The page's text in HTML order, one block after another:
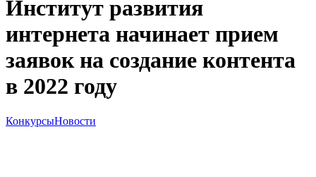
Институт развития
интернета начинает прием
заявок на создание контента
в 2022 году
КонкурсыНовости